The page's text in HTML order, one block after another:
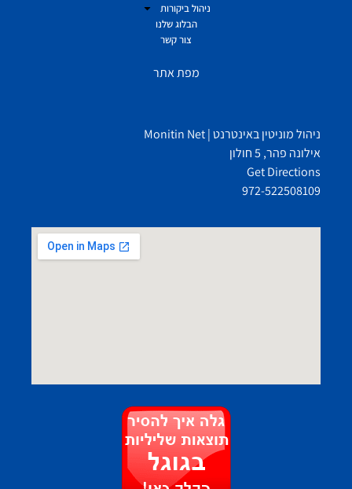
ניהול ביקורות
הבלוג שלנו
צור קשר
מפת אתר
ניהול מוניטין באינטרנט | Monitin Net
אילונה פהר, 5 חולון
Get Directions
972-522508109